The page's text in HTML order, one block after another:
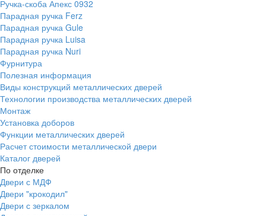
Ручка-скоба Апекс 0932
Парадная ручка Ferz
Парадная ручка Gule
Парадная ручка Luisa
Парадная ручка Nuri
Фурнитура
Полезная информация
Виды конструкций металлических дверей
Технологии производства металлических дверей
Монтаж
Установка доборов
Функции металлических дверей
Расчет стоимости металлической двери
Каталог дверей
По отделке
Двери с МДФ
Двери "крокодил"
Двери с зеркалом